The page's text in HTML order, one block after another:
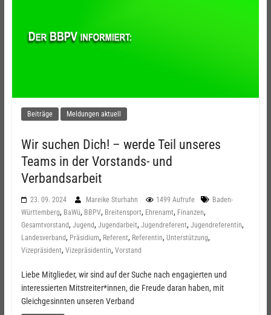
Beiträge Meldungen aktuell
Wir suchen Dich! – werde Teil unseres
Teams in der Vorstands- und
Verbandsarbeit
23. 09. 2024 Mareike Sturhahn 1499 Aufrufe
Baden-
Württemberg, BaWü, BBPV, Breitensport, Ehrenamt, Finanzen,
Gesamtvorstand, Jugend, Jugendarbeit, Jugendreferent, Jugendreferentin,
Landesverband, Präsidium, Referent, Referentin, Unterstützung,
Vizepräsident, Vizepräsidentin, Vorstand
Liebe Mitglieder, wir sind auf der Suche nach engagierten und
interessierten Mitstreiter*innen, die Freude daran haben, mit
Gleichgesinnten unseren Verband